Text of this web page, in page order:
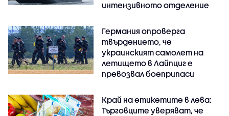
интензивното отделение
Германия опроверга
твърдението, че
украинският самолет на
летището в Лайпциг е
превозвал боеприпаси
Край на етикетите в лева:
Търговците уверяват, че